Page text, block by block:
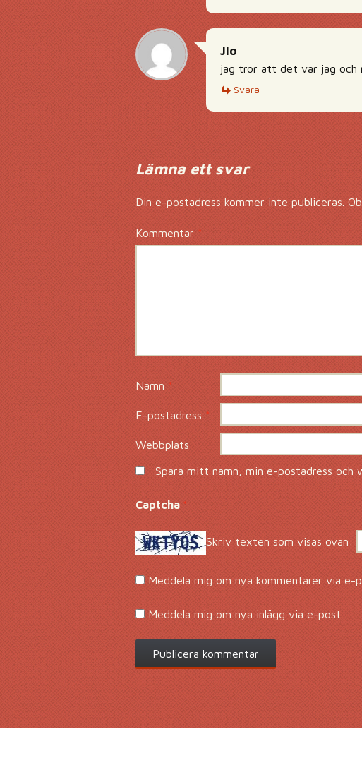
Jlo
jag tror att det var jag och
Svara
Lämna ett svar
Din e-postadress kommer inte publiceras.
Kommentar*
Namn*
E-postadress*
Webbplats
Spara mitt namn, min e-postadress och
Captcha*
Skriv texten som visas ovan:
Meddela mig om nya kommentarer via e-
Meddela mig om nya inlägg via e-post.